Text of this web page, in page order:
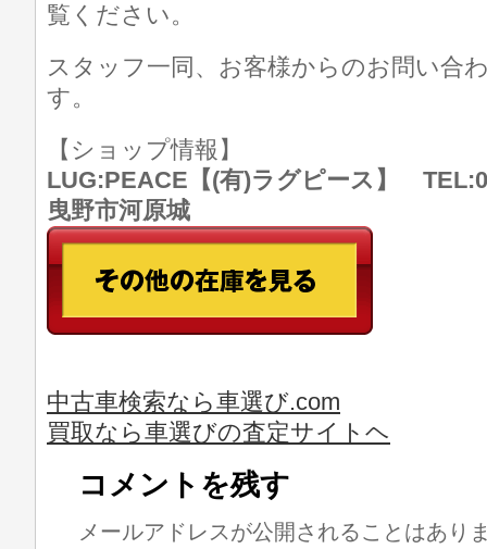
覧ください。
スタッフ一同、お客様からのお問い合
す。
【ショップ情報】
LUG:PEACE【(有)ラグピース】
曳野市河原城
中古車検索なら車選び.com
買取なら車選びの査定サイトヘ
コメントを残す
メールアドレスが公開されることはあり